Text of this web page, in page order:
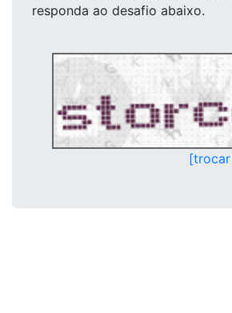
responda ao desafio abaixo.